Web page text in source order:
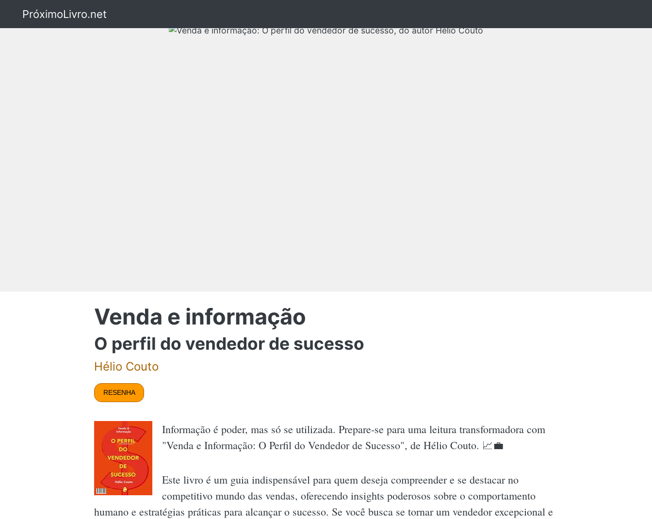
PróximoLivro.net
Venda e informação
O perfil do vendedor de sucesso
Hélio Couto
RESENHA
Informação é poder, mas só se utilizada. Prepare-se para uma leitura transformadora com
"Venda e Informação: O Perfil do Vendedor de Sucesso", de Hélio Couto. 📈💼
Este livro é um guia indispensável para quem deseja compreender e se destacar no
competitivo mundo das vendas, oferecendo insights poderosos sobre o comportamento
humano e estratégias práticas para alcançar o sucesso. Se você busca se tornar um vendedor excepcional e